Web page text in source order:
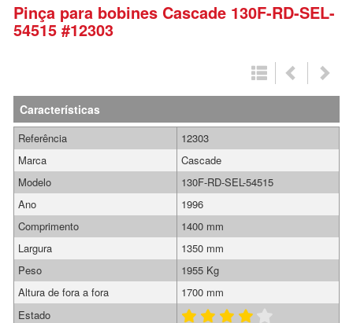
Pinça para bobines Cascade 130F-RD-SEL-
54515#12303
Características
Referência
12303
Marca
Cascade
Modelo
130F-RD-SEL-54515
Ano
1996
Comprimento
1400 mm
Largura
1350 mm
Peso
1955 Kg
Altura de fora a fora
1700 mm
Estado